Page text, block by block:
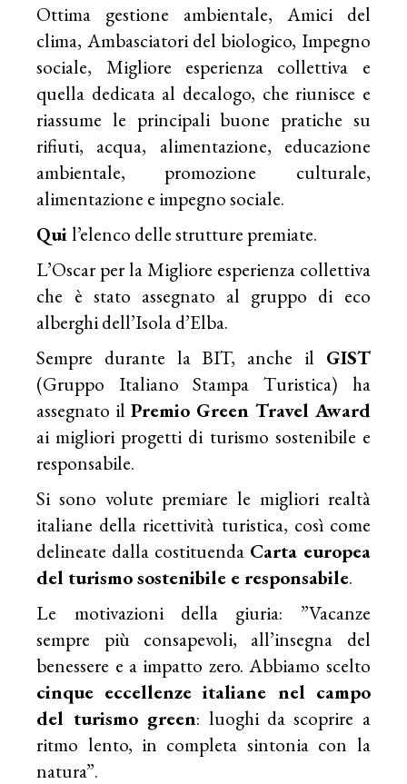
Ottima gestione ambientale, Amici del
clima, Ambasciatori del biologico, Impegno
sociale, Migliore esperienza collettiva e
quella dedicata al decalogo, che riunisce e
riassume le principali buone pratiche su
rifiuti, acqua, alimentazione, educazione
ambientale, promozione culturale,
alimentazione e impegno sociale.
Quil’elenco delle strutture premiate.
L’Oscar per la Migliore esperienza collettiva
che è stato assegnato al gruppo di eco
alberghi dell’Isola d’Elba.
Sempre durante la BIT, anche il GIST
(Gruppo Italiano Stampa Turistica) ha
assegnato ilPremio Green Travel Award
ai migliori progetti di turismo sostenibile e
responsabile.
Si sono volute premiare le migliori realtà
italiane della ricettività turistica, così come
delineate dalla costituenda Carta europea
del turismo sostenibile e responsabile.
Le motivazioni della giuria: ”Vacanze
sempre più consapevoli, all’insegna del
benessere e a impatto zero. Abbiamo scelto
cinque eccellenze italiane nel campo
del turismo green: luoghi da scoprire a
ritmo lento, in completa sintonia con la
natura”.